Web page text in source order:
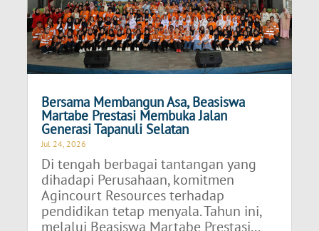
Bersama Membangun Asa, Beasiswa
Martabe Prestasi Membuka Jalan
Generasi Tapanuli Selatan
Jul 24, 2026
Di tengah berbagai tantangan yang
dihadapi Perusahaan, komitmen
Agincourt Resources terhadap
pendidikan tetap menyala. Tahun ini,
melalui Beasiswa Martabe Prestasi...